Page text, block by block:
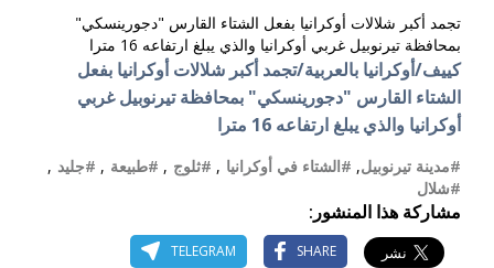
تجمد أكبر شلالات أوكرانيا بفعل الشتاء القارس "دجورينسكي"
بمحافظة تيرنوبيل غربي أوكرانيا والذي يبلغ ارتفاعه 16 مترا
كييف/أوكرانيا بالعربية/تجمدأكبر شلالات أوكرانيا بفعل
الشتاء القارس "دجورينسكي" بمحافظة تيرنوبيل غربي
أوكرانيا والذي يبلغ ارتفاعه 16 مترا
#مدينة تيرنوبيل, #الشتاء في أوكرانيا , #ثلوج , #طبيعة , #جليد ,
#شلال
مشاركة هذا المنشور:
SHARE
TELEGRAM